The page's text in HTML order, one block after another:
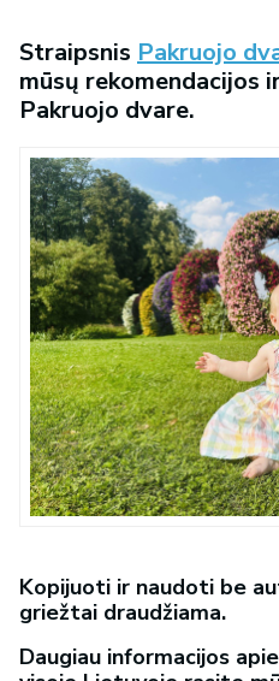
Straipsnis Pakruojo
mūsų rekomendacijos
Pakruojo dvare.
Kopijuoti ir naudoti be
griežtai draudžiama.
Daugiau informacijos